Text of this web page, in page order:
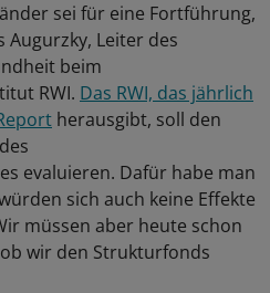
sei für eine Fortführung,
Leiter des
beim
RWI. Das RWI, das jährlich
herausgibt, soll den
evaluieren. Dafür habe man
sich auch keine Effekte
müssen aber heute schon
wir den Strukturfonds